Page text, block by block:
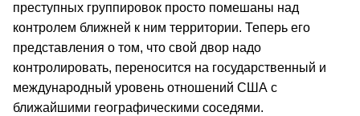
преступных группировок просто помешаны над
контролем ближней к ним территории. Теперь его
представления о том, что свой двор надо
контролировать, переносится на государственный и
международный уровень отношений США с
ближайшими географическими соседями.